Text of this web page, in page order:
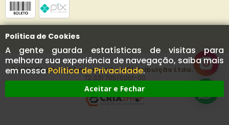
Política de Cookies
A gente guarda estatísticas de visitas para
melhorar sua experiência de navegação, saiba mais
em nossaPolítica de Privacidade.
Aceitar e Fechar
© 2020Stuttgart Importação e Distribuição Ltda.- CNPJ:
72.331.705/0001-00